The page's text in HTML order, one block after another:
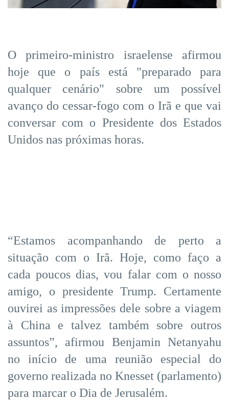
O primeiro-ministro israelense afirmou
hoje que o país está "preparado para
qualquer cenário" sobre um possível
avanço do cessar-fogo com o Irã e que vai
conversar com o Presidente dos Estados
Unidos nas próximas horas.
“Estamos acompanhando de perto a
situação com o Irã. Hoje, como faço a
cada poucos dias, vou falar com o nosso
amigo, o presidente Trump. Certamente
ouvirei as impressões dele sobre a viagem
à China e talvez também sobre outros
assuntos”, afirmou Benjamin Netanyahu
no início de uma reunião especial do
governo realizada no Knesset (parlamento)
para marcar o Dia de Jerusalém.